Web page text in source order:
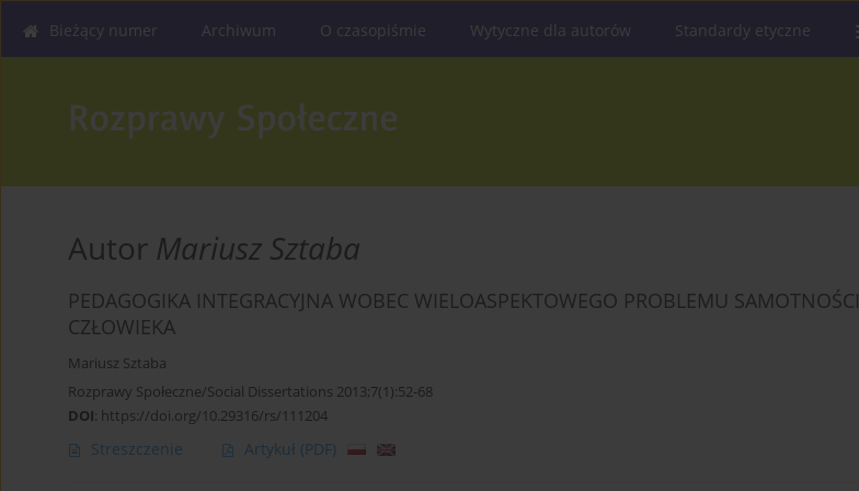
Bieżący numer Archiwum O czasopiśmie Wytyczne dla autorów Standardy etyczne
Autor Mariusz Sztaba
PEDAGOGIKA INTEGRACYJNA WOBEC WIELOASPEKTOWEGO PROBLEMU SAMOTNOŚCI
CZŁOWIEKA
Mariusz Sztaba
Rozprawy Społeczne/Social Dissertations 2013;7(1):52-68
DOI: https://doi.org/10.29316/rs/111204
Streszczenie Artykuł (PDF)